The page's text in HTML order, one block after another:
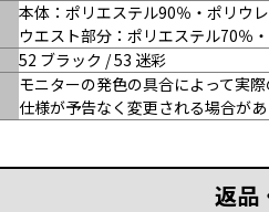
本体：ポリエステル90％・ポリウ
ウエスト部分：ポリエステル70％
52 ブラック / 53 迷彩
モニターの発色の具合によって実
仕様が予告なく変更される場合があ
返品